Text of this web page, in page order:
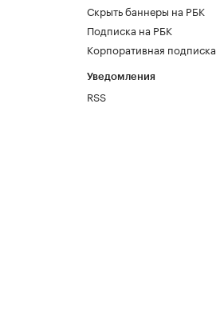
Скрыть баннеры на РБК
Подписка на РБК
Корпоративная подписка
Уведомления
RSS